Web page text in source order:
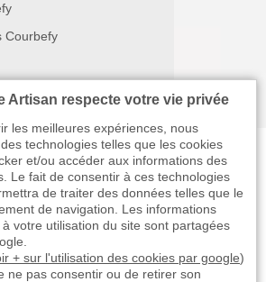
Courbefy
Artisan respecte votre vie privée
les meilleures expériences, nous
technologies telles que les cookies
et/ou accéder aux informations des
Le fait de consentir à ces technologies
de traiter des données telles que le
de navigation. Les informations
à votre utilisation du site sont partagées
+ sur l'utilisation des cookies par google)
ne pas consentir ou de retirer son